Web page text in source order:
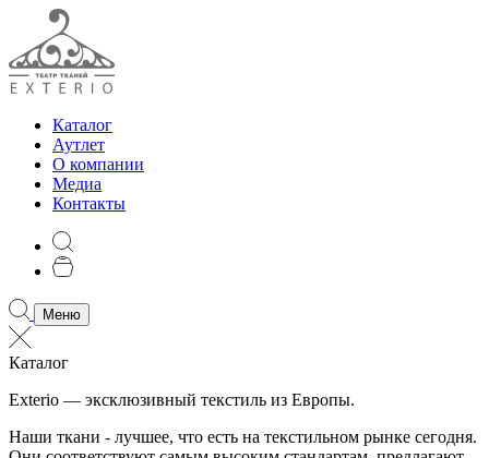
Каталог
Аутлет
О компании
Медиа
Контакты
Меню
Каталог
Exterio — эксклюзивный текстиль из Европы.
Наши ткани - лучшее, что есть на текстильном рынке сегодня.